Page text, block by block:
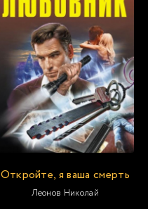
Откройте, я ваша смерть
Леонов Николай